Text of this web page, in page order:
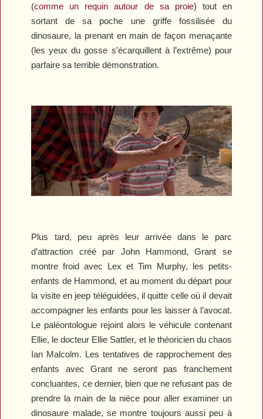
(comme un requin autour de sa proie) tout en
sortant de sa poche une griffe fossilisée du
dinosaure, la prenant en main de façon menaçante
(les yeux du gosse s’écarquillent à l’extrême) pour
parfaire sa terrible démonstration.
Plus tard, peu après leur arrivée dans le parc
d’attraction créé par John Hammond, Grant se
montre froid avec Lex et Tim Murphy, les petits-
enfants de Hammond, et au moment du départ pour
la visite en jeep téléguidées, il quitte celle où il devait
accompagner les enfants pour les laisser à l’avocat.
Le paléontologue rejoint alors le véhicule contenant
Ellie, le docteur Ellie Sattler, et le théoricien du chaos
Ian Malcolm. Les tentatives de rapprochement des
enfants avec Grant ne seront pas franchement
concluantes, ce dernier, bien que ne refusant pas de
prendre la main de la nièce pour aller examiner un
dinosaure malade, se montre toujours aussi peu à